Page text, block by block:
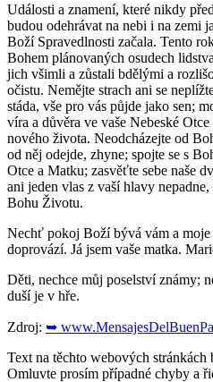
Události a znamení, které nikdy
budou odehrávat na nebi i na zemi
Boží Spravedlnosti začala. Tento
Bohem plánovaných osudech
jich všimli a zůstali bdělými a
očistu. Nemějte strach ani se
stáda, vše pro vás půjde jako sen;
víra a důvěra ve vaše Nebeské
nového života. Neodcházejte od
od něj odejde, zhyne; spojte se s
Otce a Matku; zasvěťte sebe naše
ani jeden vlas z vaší hlavy
Bohu Životu.
Nechť pokoj Boží bývá vám a moje
doprovází. Já jsem vaše matka.
Děti, nechce můj poselství známy;
duší je v hře.
Zdroj: ➥
Text na těchto webových
Omluvte prosím případné chyby a